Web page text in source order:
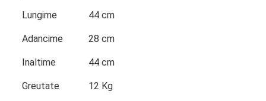
Lungime 44 cm
Adancime 28 cm
Inaltime 44 cm
Greutate 12 Kg